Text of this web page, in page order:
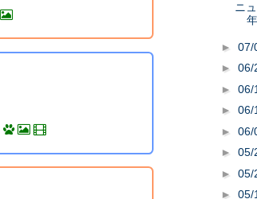
ニ
► 07/
► 06/
► 06/
► 06/
► 06/
► 05/
► 05/
► 05/